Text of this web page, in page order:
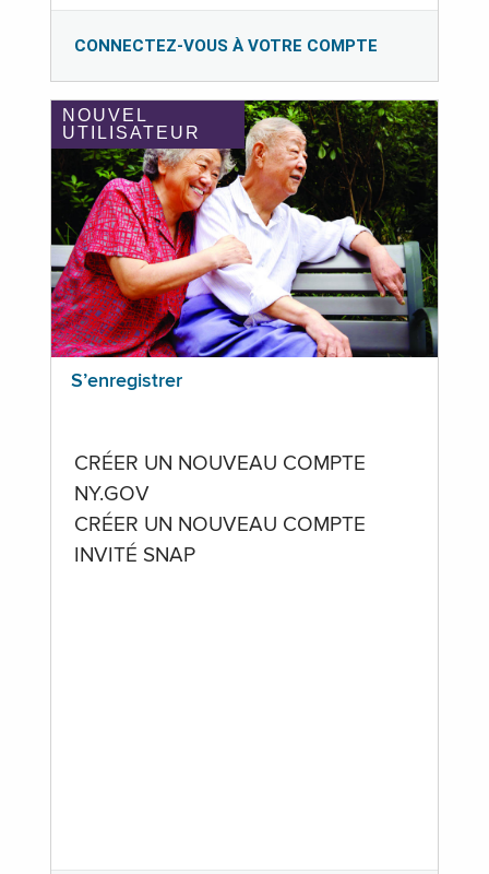
CONNECTEZ-VOUS À VOTRE COMPTE
NOUVEL
UTILISATEUR
S’enregistrer
CRÉER UN NOUVEAU COMPTE
NY.GOV
CRÉER UN NOUVEAU COMPTE
INVITÉ SNAP